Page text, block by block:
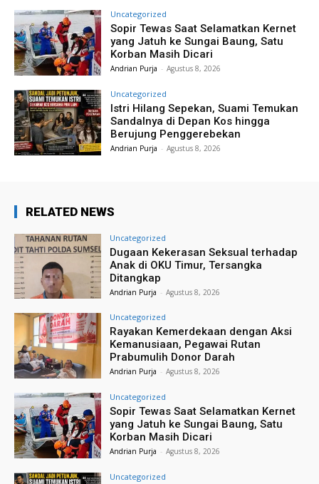
Uncategorized
Sopir Tewas Saat Selamatkan Kernet
yang Jatuh ke Sungai Baung, Satu
Korban Masih Dicari
Andrian Purja - Agustus 8, 2026
Uncategorized
Istri Hilang Sepekan, Suami Temukan
Sandalnya di Depan Kos hingga
Berujung Penggerebekan
Andrian Purja - Agustus 8, 2026
RELATED NEWS
Uncategorized
Dugaan Kekerasan Seksual terhadap
Anak di OKU Timur, Tersangka
Ditangkap
Andrian Purja - Agustus 8, 2026
Uncategorized
Rayakan Kemerdekaan dengan Aksi
Kemanusiaan, Pegawai Rutan
Prabumulih Donor Darah
Andrian Purja - Agustus 8, 2026
Uncategorized
Sopir Tewas Saat Selamatkan Kernet
yang Jatuh ke Sungai Baung, Satu
Korban Masih Dicari
Andrian Purja - Agustus 8, 2026
Uncategorized